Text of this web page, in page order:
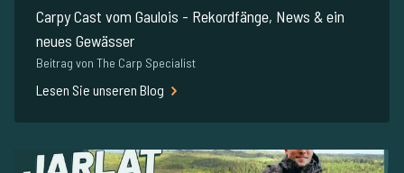
Carpy Cast vom Gaulois - Rekordfänge, News & ein
neues Gewässer
Beitrag von The Carp Specialist
Lesen Sie unseren Blog